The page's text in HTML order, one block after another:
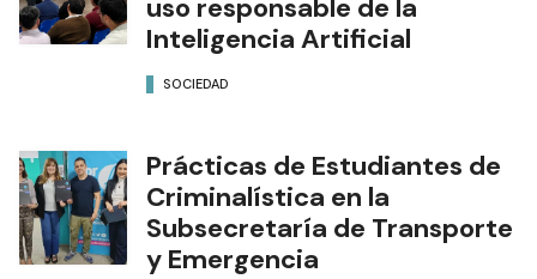
uso responsable de la
Inteligencia Artificial
SOCIEDAD
Prácticas de Estudiantes de
Criminalística en la
Subsecretaría de Transporte
y Emergencia